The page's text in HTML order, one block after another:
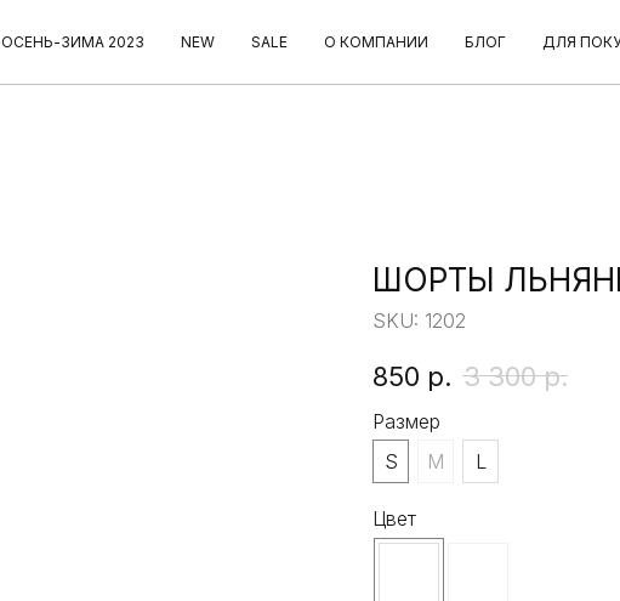
ОСЕНЬ-ЗИМА 2023 NEW SALE О КОМПАНИИ БЛОГ ДЛЯ
ШОРТЫ
SKU: 1202
850 р. 3 300 р.
Размер
S
M L
Цвет